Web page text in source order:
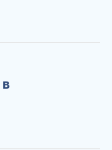
в